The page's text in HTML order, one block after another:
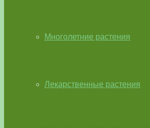
Многолетние растения
Лекарственные растения